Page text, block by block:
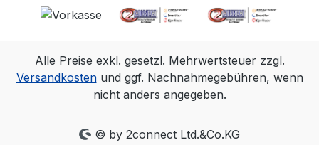
Alle Preise exkl. gesetzl. Mehrwertsteuer zzgl.
Versandkostenund ggf. Nachnahmegebühren, wenn
nicht anders angegeben.
© by 2connect Ltd.&Co.KG